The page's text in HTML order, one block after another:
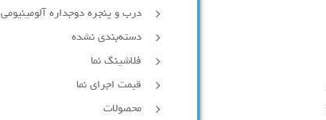
درب و پنجره دوجداره آلومینیومی
دسته‌بندی نشده
فلاشینگ نما
قیمت اجرای نما
محصولات